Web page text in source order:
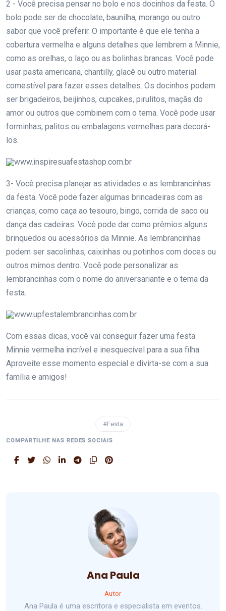
2 - Você precisa pensar no bolo e nos docinhos da festa. O
bolo pode ser de chocolate, baunilha, morango ou outro
sabor que você preferir. O importante é que ele tenha a
cobertura vermelha e alguns detalhes que lembrem a Minnie,
como as orelhas, o laço ou as bolinhas brancas. Você pode
usar pasta americana, chantilly, glacê ou outro material
comestível para fazer esses detalhes. Os docinhos podem
ser brigadeiros, beijinhos, cupcakes, pirulitos, maçãs do
amor ou outros que combinem com o tema. Você pode usar
forminhas, palitos ou embalagens vermelhas para decorá-
los.
www.inspiresuafestashop.com.br
3- Você precisa planejar as atividades e as lembrancinhas
da festa. Você pode fazer algumas brincadeiras com as
crianças, como caça ao tesouro, bingo, corrida de saco ou
dança das cadeiras. Você pode dar como prêmios alguns
brinquedos ou acessórios da Minnie. As lembrancinhas
podem ser sacolinhas, caixinhas ou potinhos com doces ou
outros mimos dentro. Você pode personalizar as
lembrancinhas com o nome do aniversariante e o tema da
festa.
www.upfestalembrancinhas.com.br
Com essas dicas, você vai conseguir fazer uma festa
Minnie vermelha incrível e inesquecível para a sua filha.
Aproveite esse momento especial e divirta-se com a sua
família e amigos!
#Festa
COMPARTILHE NAS REDES SOCIAIS
Ana Paula
Autor
Ana Paula é uma escritora e especialista em eventos.